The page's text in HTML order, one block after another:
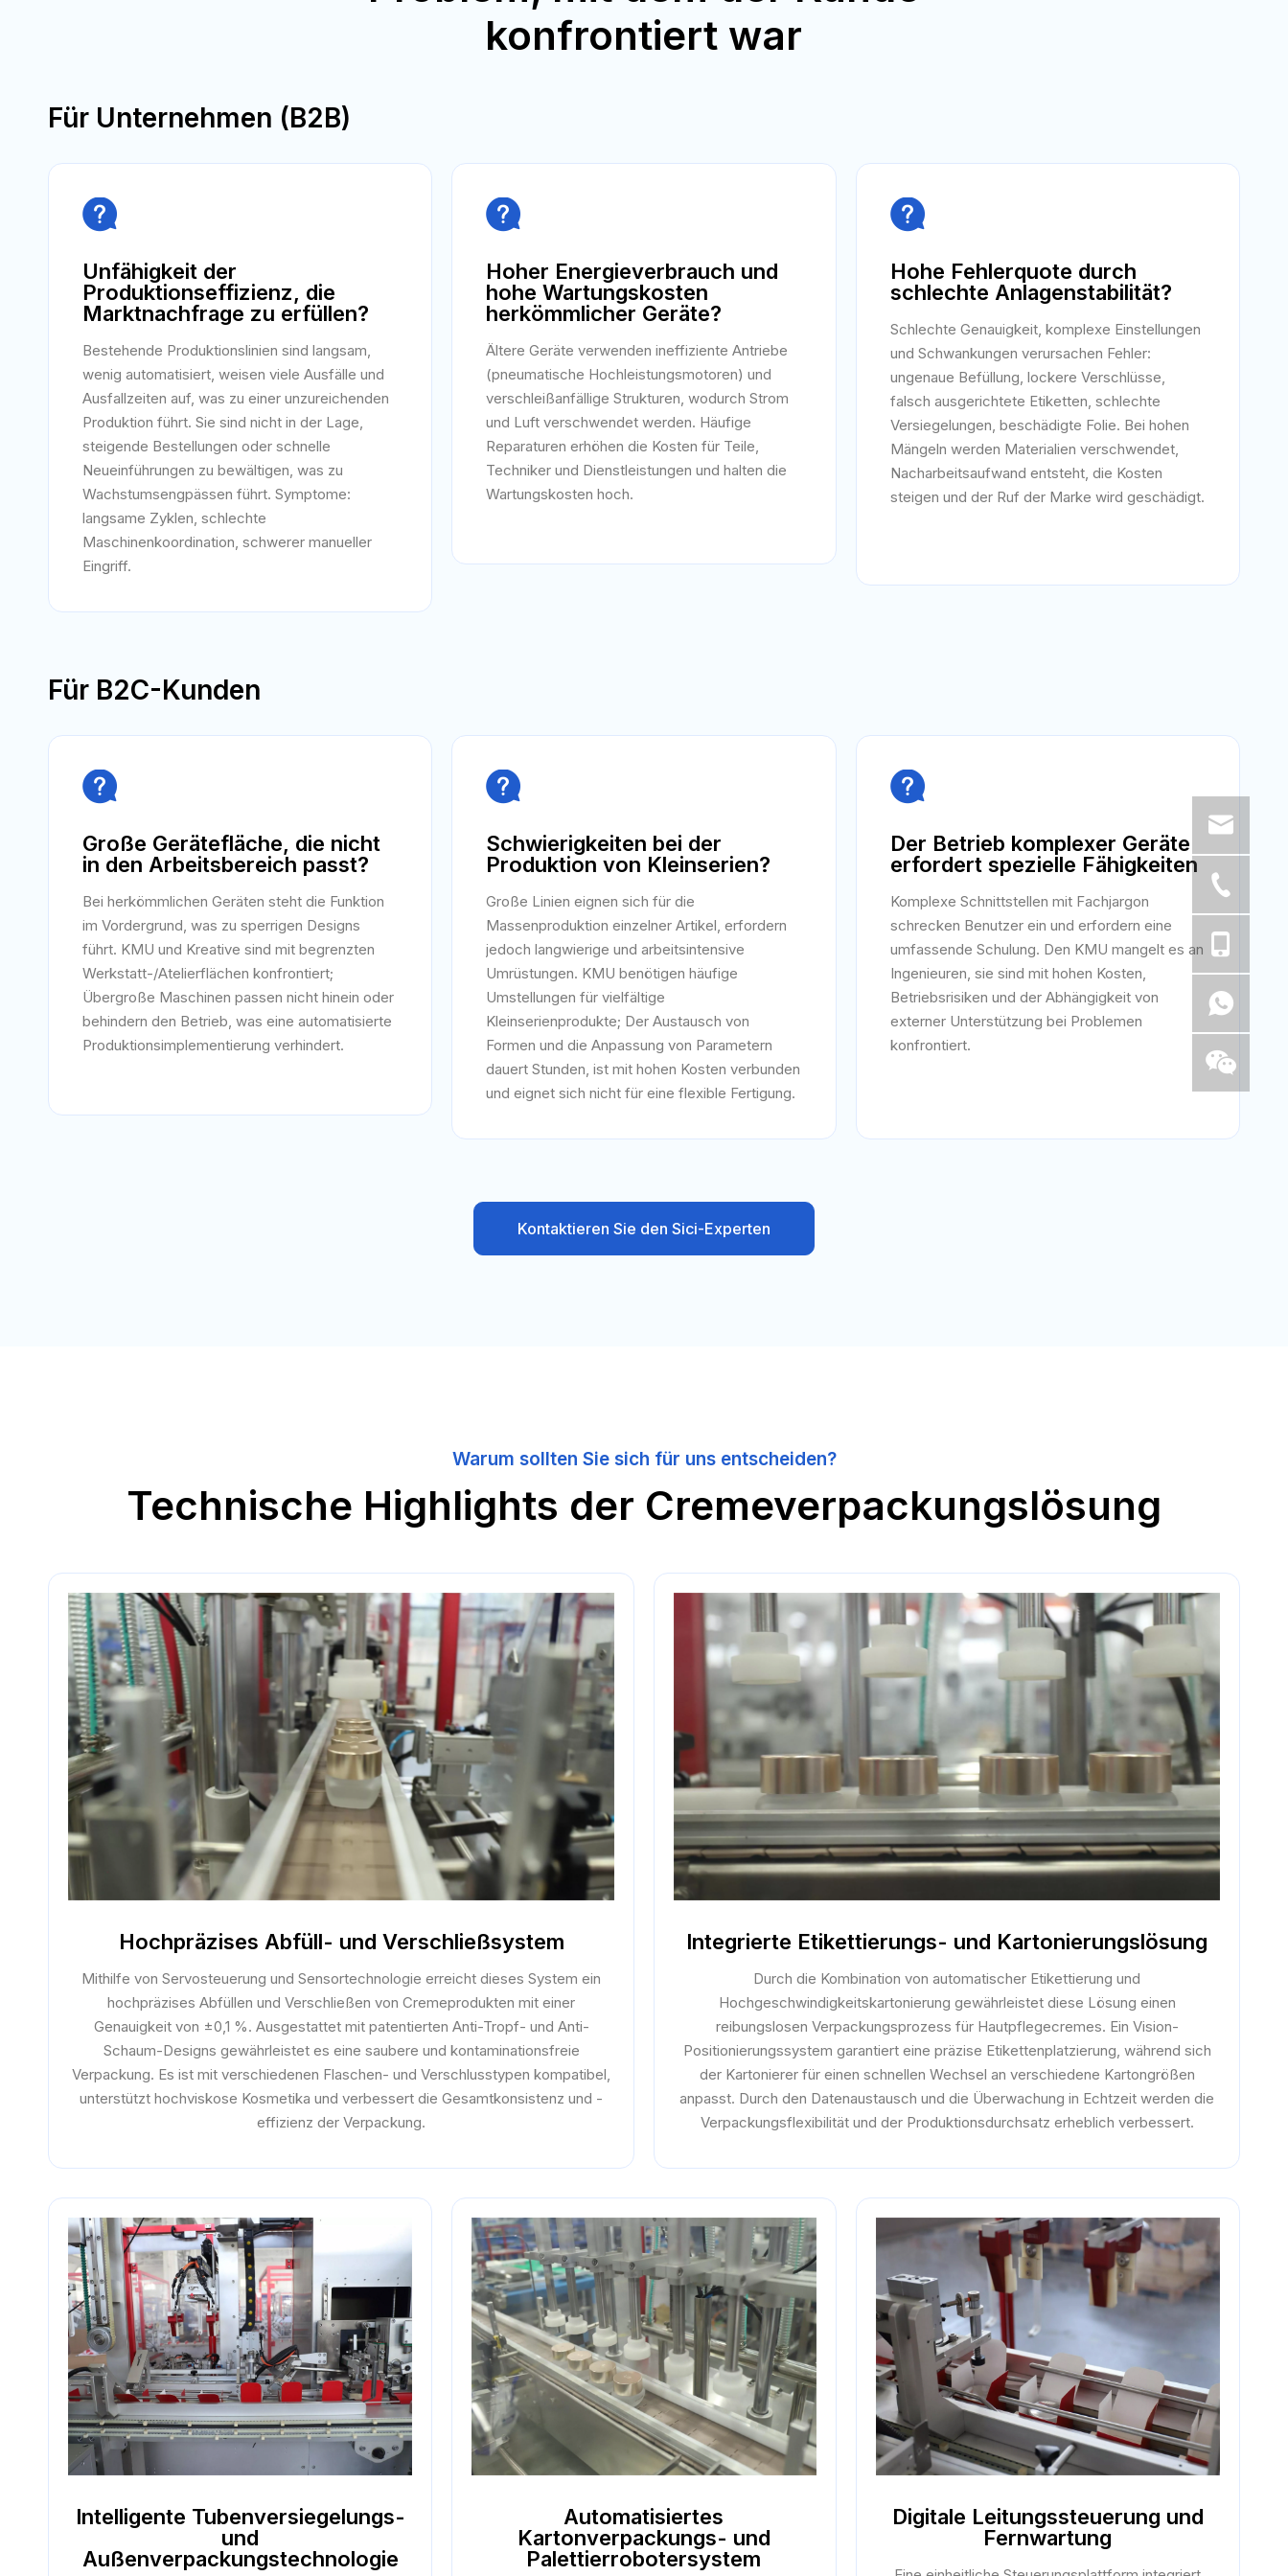
konfrontiert war
Für Unternehmen (B2B)

Unfähigkeit der
Produktionseffizienz, die
Marktnachfrage zu erfüllen?
Bestehende Produktionslinien sind langsam,
wenig automatisiert, weisen viele Ausfälle und
Ausfallzeiten auf, was zu einer unzureichenden
Produktion führt. Sie sind nicht in der Lage,
steigende Bestellungen oder schnelle
Neueinführungen zu bewältigen, was zu
Wachstumsengpässen führt. Symptome:
langsame Zyklen, schlechte
Maschinenkoordination, schwerer manueller
Eingriff.

Hoher Energieverbrauch und
hohe Wartungskosten
herkömmlicher Geräte?
Ältere Geräte verwenden ineffiziente Antriebe
(pneumatische Hochleistungsmotoren) und
verschleißanfällige Strukturen, wodurch Strom
und Luft verschwendet werden. Häufige
Reparaturen erhöhen die Kosten für Teile,
Techniker und Dienstleistungen und halten die
Wartungskosten hoch.

Hohe Fehlerquote durch
schlechte Anlagenstabilität?
Schlechte Genauigkeit, komplexe Einstellungen
und Schwankungen verursachen Fehler:
ungenaue Befüllung, lockere Verschlüsse,
falsch ausgerichtete Etiketten, schlechte
Versiegelungen, beschädigte Folie. Bei hohen
Mängeln werden Materialien verschwendet,
Nacharbeitsaufwand entsteht, die Kosten
steigen und der Ruf der Marke wird geschädigt.
Für B2C-Kunden

Große Gerätefläche, die nicht
in den Arbeitsbereich passt?
Bei herkömmlichen Geräten steht die Funktion
im Vordergrund, was zu sperrigen Designs
führt. KMU und Kreative sind mit begrenzten
Werkstatt-/Atelierflächen konfrontiert;
Übergroße Maschinen passen nicht hinein oder
behindern den Betrieb, was eine automatisierte
Produktionsimplementierung verhindert.

Schwierigkeiten bei der
Produktion von Kleinserien?
Große Linien eignen sich für die
Massenproduktion einzelner Artikel, erfordern
jedoch langwierige und arbeitsintensive
Umrüstungen. KMU benötigen häufige
Umstellungen für vielfältige
Kleinserienprodukte; Der Austausch von
Formen und die Anpassung von Parametern
dauert Stunden, ist mit hohen Kosten verbunden
und eignet sich nicht für eine flexible Fertigung.

Der Betrieb komplexer Geräte
erfordert spezielle Fähigkeiten
Komplexe Schnittstellen mit Fachjargon
schrecken Benutzer ein und erfordern eine
umfassende Schulung. Den KMU mangelt es an
Ingenieuren, sie sind mit hohen Kosten,
Betriebsrisiken und der Abhängigkeit von
externer Unterstützung bei Problemen
konfrontiert.
Kontaktieren Sie den Sici-Experten
Warum sollten Sie sich für uns entscheiden?
Technische Highlights der Cremeverpackungslösung
Hochpräzises Abfüll- und Verschließsystem
Mithilfe von Servosteuerung und Sensortechnologie erreicht dieses System ein
hochpräzises Abfüllen und Verschließen von Cremeprodukten mit einer
Genauigkeit von ±0,1 %. Ausgestattet mit patentierten Anti-Tropf- und Anti-
Schaum-Designs gewährleistet es eine saubere und kontaminationsfreie
Verpackung. Es ist mit verschiedenen Flaschen- und Verschlusstypen kompatibel,
unterstützt hochviskose Kosmetika und verbessert die Gesamtkonsistenz und -
effizienz der Verpackung.
Integrierte Etikettierungs- und Kartonierungslösung
Durch die Kombination von automatischer Etikettierung und
Hochgeschwindigkeitskartonierung gewährleistet diese Lösung einen
reibungslosen Verpackungsprozess für Hautpflegecremes. Ein Vision-
Positionierungssystem garantiert eine präzise Etikettenplatzierung, während sich
der Kartonierer für einen schnellen Wechsel an verschiedene Kartongrößen
anpasst. Durch den Datenaustausch und die Überwachung in Echtzeit werden die
Verpackungsflexibilität und der Produktionsdurchsatz erheblich verbessert.
Intelligente Tubenversiegelungs-
und
Außenverpackungstechnologie
Automatisiertes
Kartonverpackungs- und
Palettierrobotersystem
Digitale Leitungssteuerung und
Fernwartung